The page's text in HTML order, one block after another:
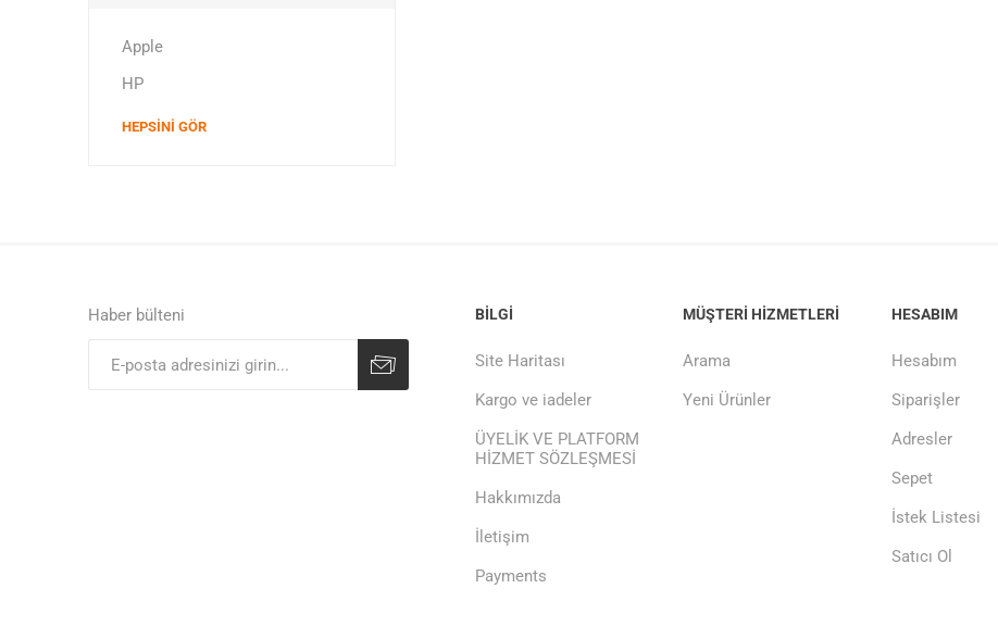
Apple
HP
HEPSINI GÖR
Haber bülteni BILGI
Site Haritası
Kargo ve iadeler
ÜYELİK VE PLATFORM
HİZMET SÖZLEŞMESİ
Hakkımızda
İletişim
Payments
MÜŞTERI HIZMETLERI
Arama
Yeni Ürünler
HESABIM
Hesabım
Siparişler
Adresler
Sepet
İstek Listesi
Satıcı Ol